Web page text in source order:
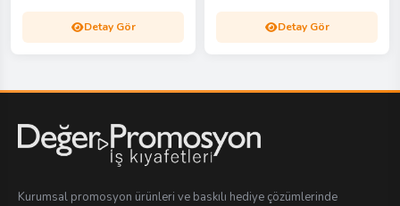
Detay Gör Detay Gör
Kurumsal promosyon ürünleri ve baskılı hediye çözümlerinde